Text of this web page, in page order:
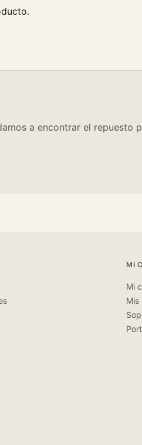
a encontrar el repuesto
MI
Mi
Mis